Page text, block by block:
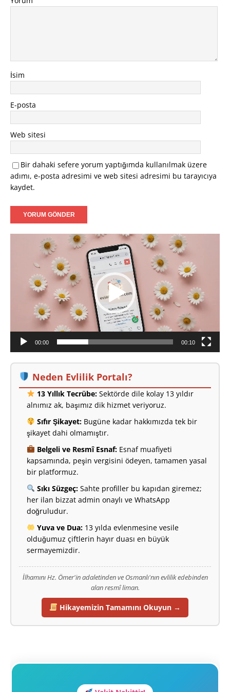
İsim
E-posta
Web sitesi
Bir dahaki sefere yorum yaptığımda kullanılmak üzere
adımı, e-posta adresimi ve web sitesi adresimi bu tarayıcıya
kaydet.
00:00 00:10
Neden Evlilik Portalı?
13 Yıllık Tecrübe:Sektörde dile kolay 13 yıldır
alnımız ak, başımız dik hizmet veriyoruz.
Sıfır Şikayet:Bugüne kadar hakkımızda tek bir
şikayet dahi olmamıştır.
Belgeli ve Resmî Esnaf:Esnaf muafiyeti
kapsamında, peşin vergisini ödeyen, tamamen yasal
bir platformuz.
Sıkı Süzgeç:Sahte profiller bu kapıdan giremez;
her ilan bizzat admin onaylı ve WhatsApp
doğruludur.
Yuva ve Dua:13 yılda evlenmesine vesile
olduğumuz çiftlerin hayır duası en büyük
sermayemizdir.
İlhamını Hz. Ömer'in adaletinden ve Osmanlı'nın evlilik edebinden
alan resmî liman.
Hikayemizin Tamamını Okuyun →